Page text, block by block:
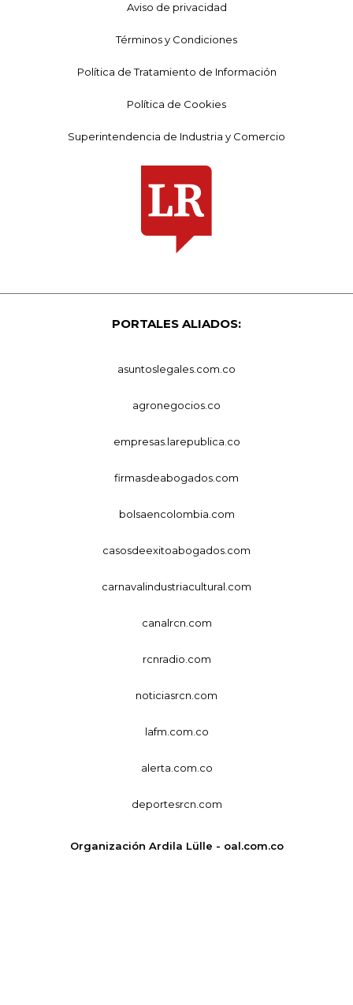
Aviso de privacidad
Términos y Condiciones
Política de Tratamiento de Información
Política de Cookies
Superintendencia de Industria y Comercio
PORTALES ALIADOS:
asuntoslegales.com.co
agronegocios.co
empresas.larepublica.co
firmasdeabogados.com
bolsaencolombia.com
casosdeexitoabogados.com
carnavalindustriacultural.com
canalrcn.com
rcnradio.com
noticiasrcn.com
lafm.com.co
alerta.com.co
deportesrcn.com
Organización Ardila Lülle - oal.com.co